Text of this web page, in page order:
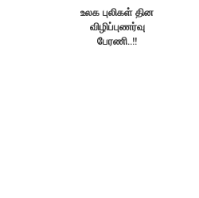
உலக புலிகள் தின
விழிப்புணர்வு
பேரணி..!!